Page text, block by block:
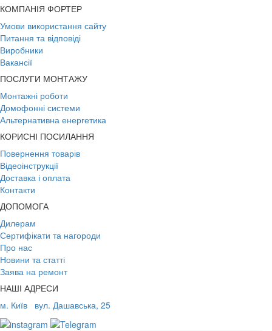
КОМПАНІЯ ФОРТЕР
Умови використання сайту
Питання та відповіді
Виробники
Вакансії
ПОСЛУГИ МОНТАЖУ
Монтажні роботи
Домофонні системи
Альтернативна енергетика
КОРИСНІ ПОСИЛАННЯ
Повернення товарів
Відеоінструкції
Доставка і оплата
Контакти
ДОПОМОГА
Дилерам
Сертифікати та нагороди
Про нас
Новини та статті
Заява на ремонт
НАШІ АДРЕСИ
м. Київ
вул. Дашавська, 25